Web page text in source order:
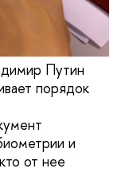
Путин
порядок
и
от нее